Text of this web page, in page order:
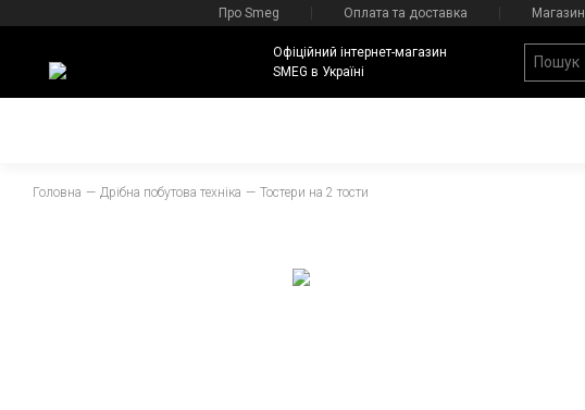
Про Smeg Оплата та доставка Магазин
Офіційний інтернет-магазин
SMEG в Україні
Головна Дрібна побутова техніка Тостери на 2 тости